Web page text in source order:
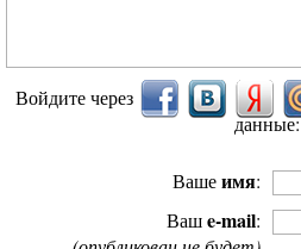
Войдите через
данные:
Вашеимя:
Вашe-mail: